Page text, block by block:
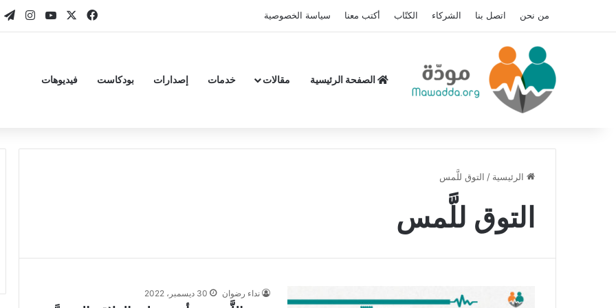
من نحن اتصل بنا الشركاء الكتّاب أكتب معنا سياسة الخصوصية فيسبوك ‫YouTube
الصفحة الرئيسية مقالات خدمات إصدارات بودكاست فيديوهات
الرئيسية / التوق للَّمس
التوق للَّمس
نداء رضوان 30 ديسمبر، 2022